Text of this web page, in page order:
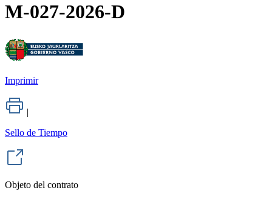
M-027-2026-D
Imprimir
|
Sello de Tiempo
Objeto del contrato